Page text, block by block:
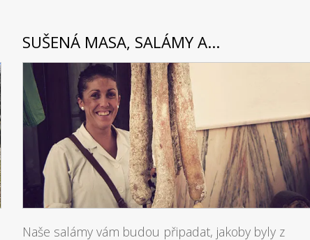
SUŠENÁ MASA, SALÁMY A...
Naše salámy vám budou připadat, jakoby byly z